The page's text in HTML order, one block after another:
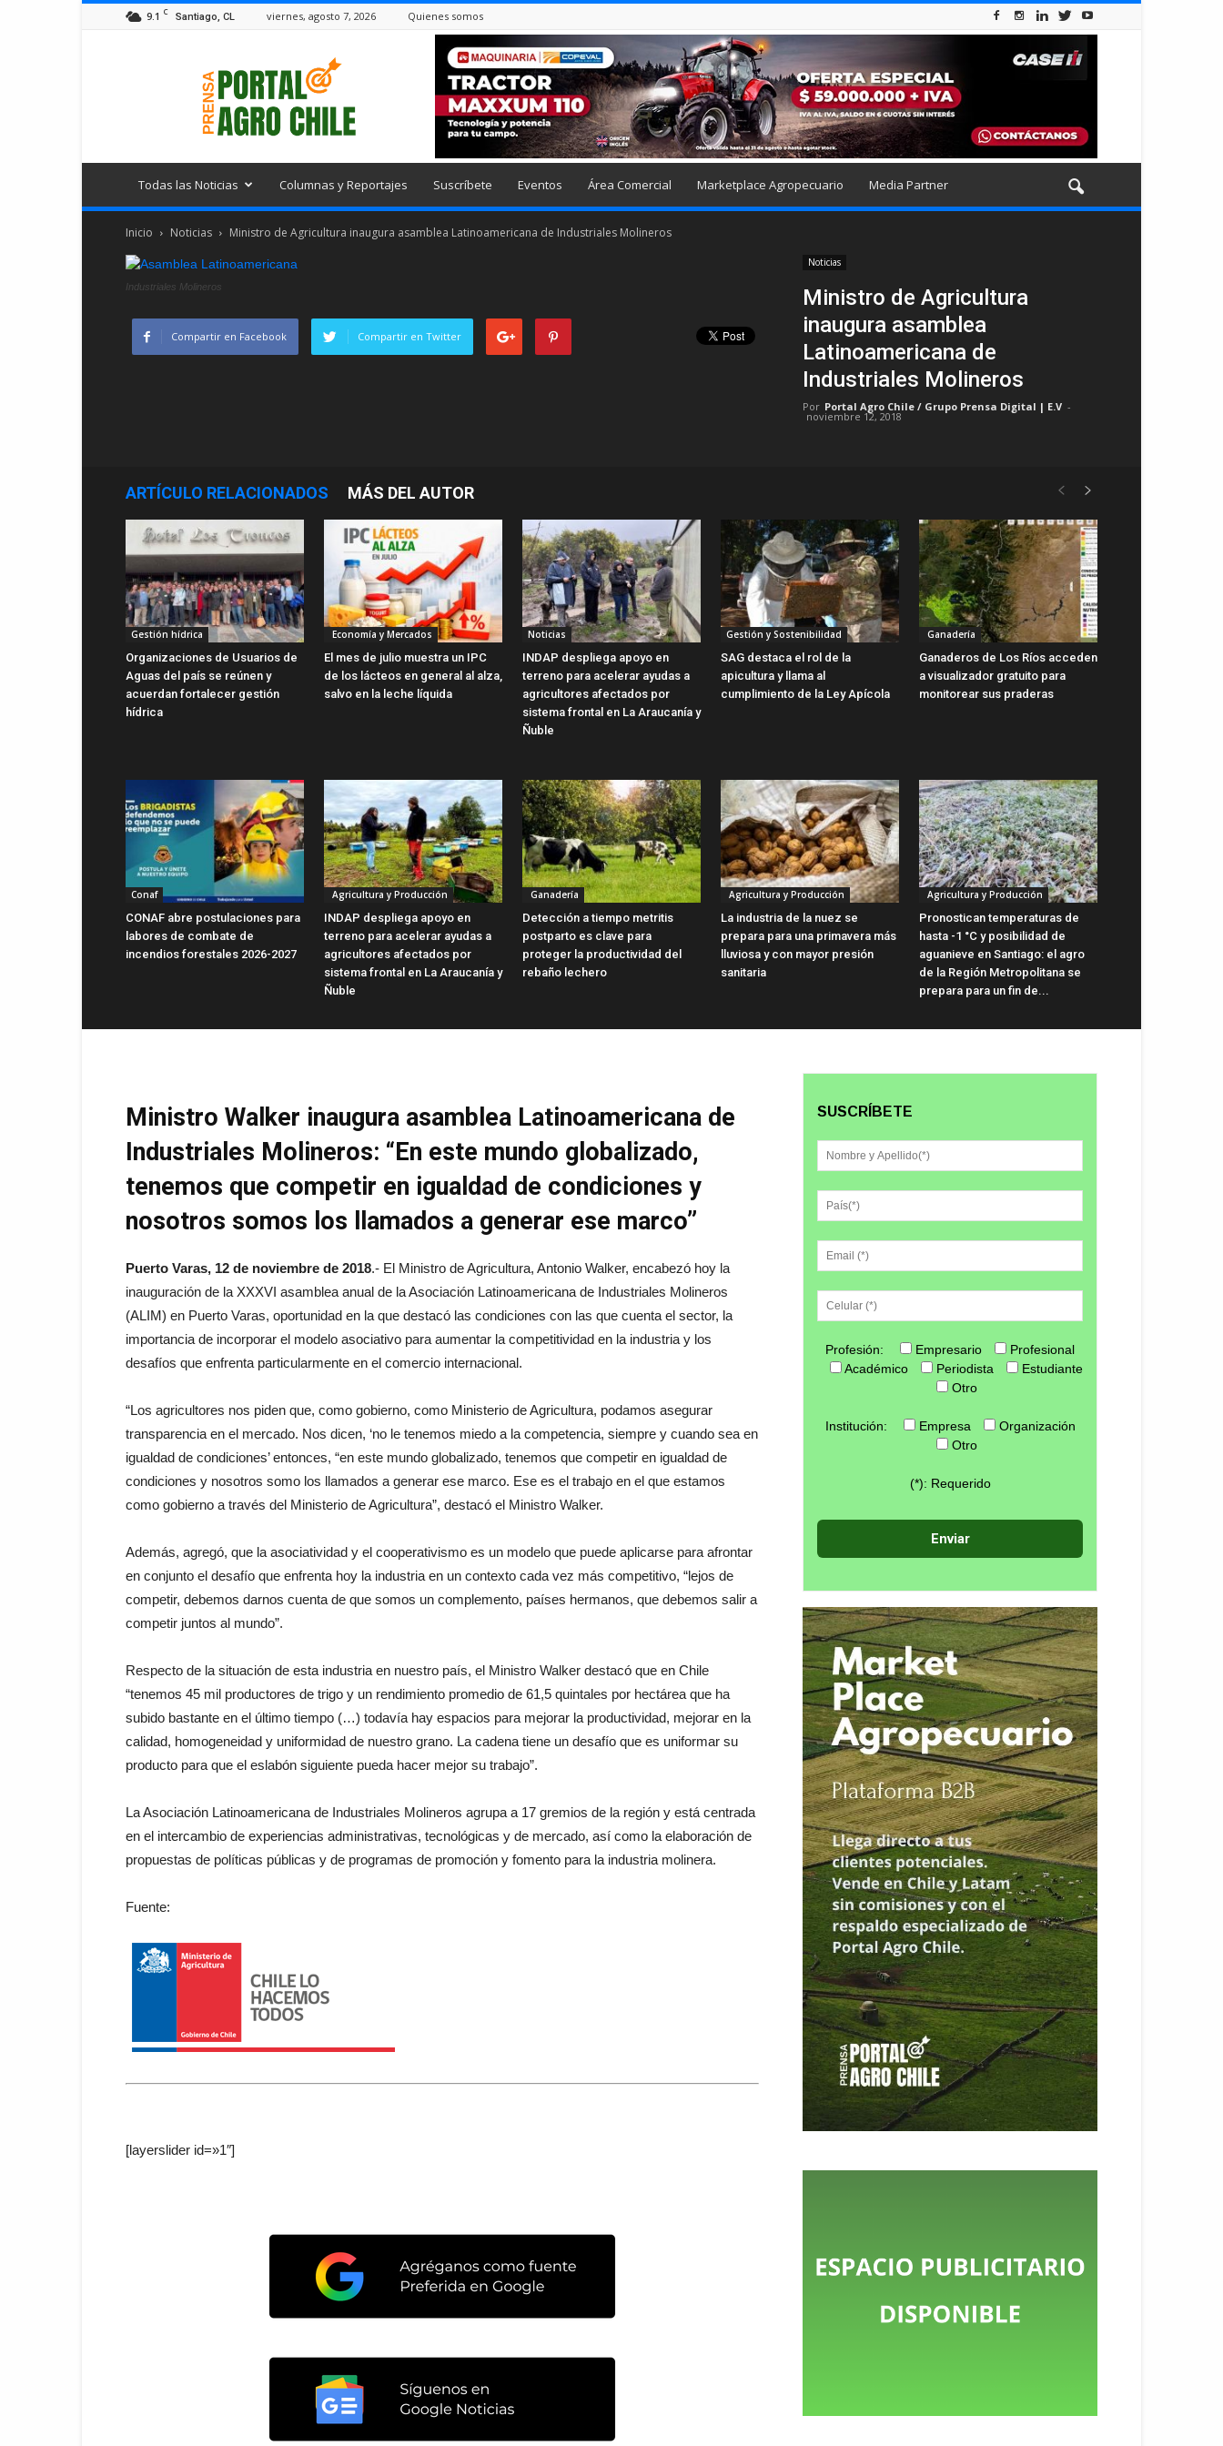
9.1 C Santiago, CL viernes, agosto 7, 2026 Quienes somos
Todas las Noticias Columnas y Reportajes Suscríbete Eventos Área Comercial Marketplace Agropecuario Media Partner
Inicio Noticias Ministro de Agricultura inaugura asamblea Latinoamericana de Industriales Molineros
Noticias
Ministro de Agricultura
inaugura asamblea
Latinoamericana de
Industriales Molineros
Por Portal Agro Chile / Grupo Prensa Digital | E.V -
noviembre 12, 2018
Industriales Molineros
Compartir en Facebook Compartir en Twitter
ARTÍCULO RELACIONADOS MÁS DEL AUTOR
Gestión hídrica
Organizaciones de Usuarios de
Aguas del país se reúnen y
acuerdan fortalecer gestión
hídrica
Economía y Mercados
El mes de julio muestra un IPC
de los lácteos en general al alza,
salvo en la leche líquida
Noticias
INDAP despliega apoyo en
terreno para acelerar ayudas a
agricultores afectados por
sistema frontal en La Araucanía y
Ñuble
Gestión y Sostenibilidad
SAG destaca el rol de la
apicultura y llama al
cumplimiento de la Ley Apícola
Ganadería
Ganaderos de Los Ríos acceden
a visualizador gratuito para
monitorear sus praderas
Conaf
CONAF abre postulaciones para
labores de combate de
incendios forestales 2026-2027
Agricultura y Producción
INDAP despliega apoyo en
terreno para acelerar ayudas a
agricultores afectados por
sistema frontal en La Araucanía y
Ñuble
Ganadería
Detección a tiempo metritis
postparto es clave para
proteger la productividad del
rebaño lechero
Agricultura y Producción
La industria de la nuez se
prepara para una primavera más
lluviosa y con mayor presión
sanitaria
Agricultura y Producción
Pronostican temperaturas de
hasta -1 °C y posibilidad de
aguanieve en Santiago: el agro
de la Región Metropolitana se
prepara para un fin de...
Ministro Walker inaugura asamblea Latinoamericana de
Industriales Molineros: “En este mundo globalizado,
tenemos que competir en igualdad de condiciones y
nosotros somos los llamados a generar ese marco”
Puerto Varas, 12 de noviembre de 2018.- El Ministro de Agricultura, Antonio Walker, encabezó hoy la
inauguración de la XXXVI asamblea anual de la Asociación Latinoamericana de Industriales Molineros
(ALIM) en Puerto Varas, oportunidad en la que destacó las condiciones con las que cuenta el sector, la
importancia de incorporar el modelo asociativo para aumentar la competitividad en la industria y los
desafíos que enfrenta particularmente en el comercio internacional.
“Los agricultores nos piden que, como gobierno, como Ministerio de Agricultura, podamos asegurar
transparencia en el mercado. Nos dicen, ‘no le tenemos miedo a la competencia, siempre y cuando sea en
igualdad de condiciones’ entonces, “en este mundo globalizado, tenemos que competir en igualdad de
condiciones y nosotros somo los llamados a generar ese marco. Ese es el trabajo en el que estamos
como gobierno a través del Ministerio de Agricultura”, destacó el Ministro Walker.
Además, agregó, que la asociatividad y el cooperativismo es un modelo que puede aplicarse para afrontar
en conjunto el desafío que enfrenta hoy la industria en un contexto cada vez más competitivo, “lejos de
competir, debemos darnos cuenta de que somos un complemento, países hermanos, que debemos salir a
competir juntos al mundo”.
Respecto de la situación de esta industria en nuestro país, el Ministro Walker destacó que en Chile
“tenemos 45 mil productores de trigo y un rendimiento promedio de 61,5 quintales por hectárea que ha
subido bastante en el último tiempo (…) todavía hay espacios para mejorar la productividad, mejorar en la
calidad, homogeneidad y uniformidad de nuestro grano. La cadena tiene un desafío que es uniformar su
producto para que el eslabón siguiente pueda hacer mejor su trabajo”.
La Asociación Latinoamericana de Industriales Molineros agrupa a 17 gremios de la región y está centrada
en el intercambio de experiencias administrativas, tecnológicas y de mercado, así como la elaboración de
propuestas de políticas públicas y de programas de promoción y fomento para la industria molinera.
Fuente:
[layerslider id=»1″]
SUSCRÍBETE
Profesión: Empresario
Profesional
Académico
Periodista
Estudiante
Otro
Institución: Empresa
Organización
Otro
(*): Requerido